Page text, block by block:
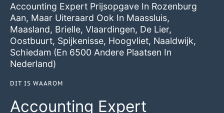
Accounting Expert Prijsopgave In Rozenburg
Aan, Maar Uiteraard Ook In Maassluis,
Maasland, Brielle, Vlaardingen, De Lier,
Oostbuurt, Spijkenisse, Hoogvliet, Naaldwijk,
Schiedam (en 6500 Andere Plaatsen In
Nederland)
DIT IS WAAROM
Accounting Expert